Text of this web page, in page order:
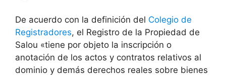
De acuerdo con la definición del Colegio de
Registradores, el Registro de la Propiedad de
Salou «tiene por objeto la inscripción o
anotación de los actos y contratos relativos al
dominio y demás derechos reales sobre bienes